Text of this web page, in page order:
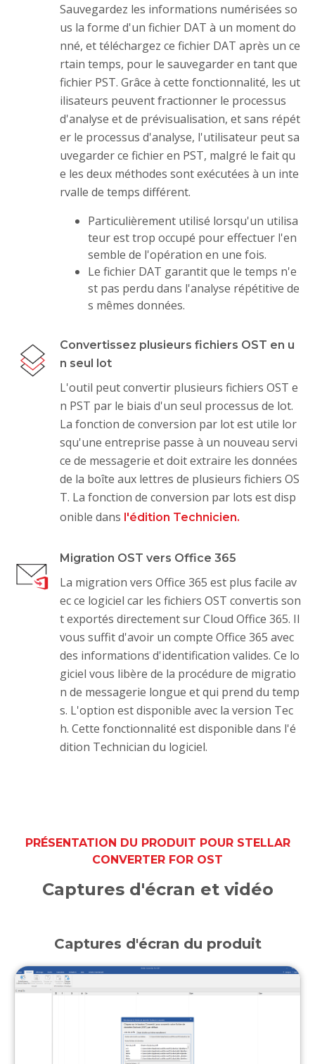
Sauvegardez les informations numérisées so
us la forme d'un fichier DAT à un moment do
nné, et téléchargez ce fichier DAT après un ce
rtain temps, pour le sauvegarder en tant que
fichier PST. Grâce à cette fonctionnalité, les ut
ilisateurs peuvent fractionner le processus
d'analyse et de prévisualisation, et sans répét
er le processus d'analyse, l'utilisateur peut sa
uvegarder ce fichier en PST, malgré le fait qu
e les deux méthodes sont exécutées à un inte
rvalle de temps différent.
Particulièrement utilisé lorsqu'un utilisa
teur est trop occupé pour effectuer l'en
semble de l'opération en une fois.
Le fichier DAT garantit que le temps n'e
st pas perdu dans l'analyse répétitive de
s mêmes données.
Convertissez plusieurs fichiers OST en u
n seul lot
L'outil peut convertir plusieurs fichiers OST e
n PST par le biais d'un seul processus de lot.
La fonction de conversion par lot est utile lor
squ'une entreprise passe à un nouveau servi
ce de messagerie et doit extraire les données
de la boîte aux lettres de plusieurs fichiers OS
T. La fonction de conversion par lots est disp
onible dans l'édition Technicien.
Migration OST vers Office 365
La migration vers Office 365 est plus facile av
ec ce logiciel car les fichiers OST convertis son
t exportés directement sur Cloud Office 365. Il
vous suffit d'avoir un compte Office 365 avec
des informations d'identification valides. Ce lo
giciel vous libère de la procédure de migratio
n de messagerie longue et qui prend du temp
s. L'option est disponible avec la version Tec
h. Cette fonctionnalité est disponible dans l'é
dition Technician du logiciel.
PRÉSENTATION DU PRODUIT POUR STELLAR
CONVERTER FOR OST
Captures d'écran et vidéo
Captures d'écran du produit